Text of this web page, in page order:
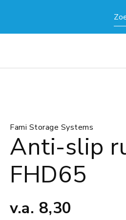
Fami Storage Systems
Anti-slip
FHD65
v.a. 8,30